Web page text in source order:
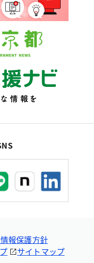
報保護方針
サイトマップ